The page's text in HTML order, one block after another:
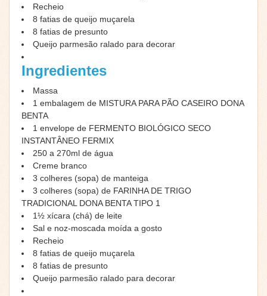
Recheio
8 fatias de queijo muçarela
8 fatias de presunto
Queijo parmesão ralado para decorar
Ingredientes
Massa
1 embalagem de MISTURA PARA PÃO CASEIRO DONA
BENTA
1 envelope de FERMENTO BIOLÓGICO SECO
INSTANTÂNEO FERMIX
250 a 270ml de água
Creme branco
3 colheres (sopa) de manteiga
3 colheres (sopa) de FARINHA DE TRIGO
TRADICIONAL DONA BENTA TIPO 1
1½ xícara (chá) de leite
Sal e noz-moscada moída a gosto
Recheio
8 fatias de queijo muçarela
8 fatias de presunto
Queijo parmesão ralado para decorar